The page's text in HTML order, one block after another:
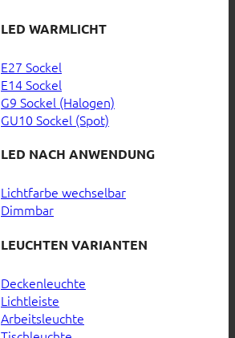
LED WARMLICHT
E27 Sockel
E14 Sockel
G9 Sockel (Halogen)
GU10 Sockel (Spot)
LED NACH ANWENDUNG
Lichtfarbe wechselbar
Dimmbar
LEUCHTEN VARIANTEN
Deckenleuchte
Lichtleiste
Arbeitsleuchte